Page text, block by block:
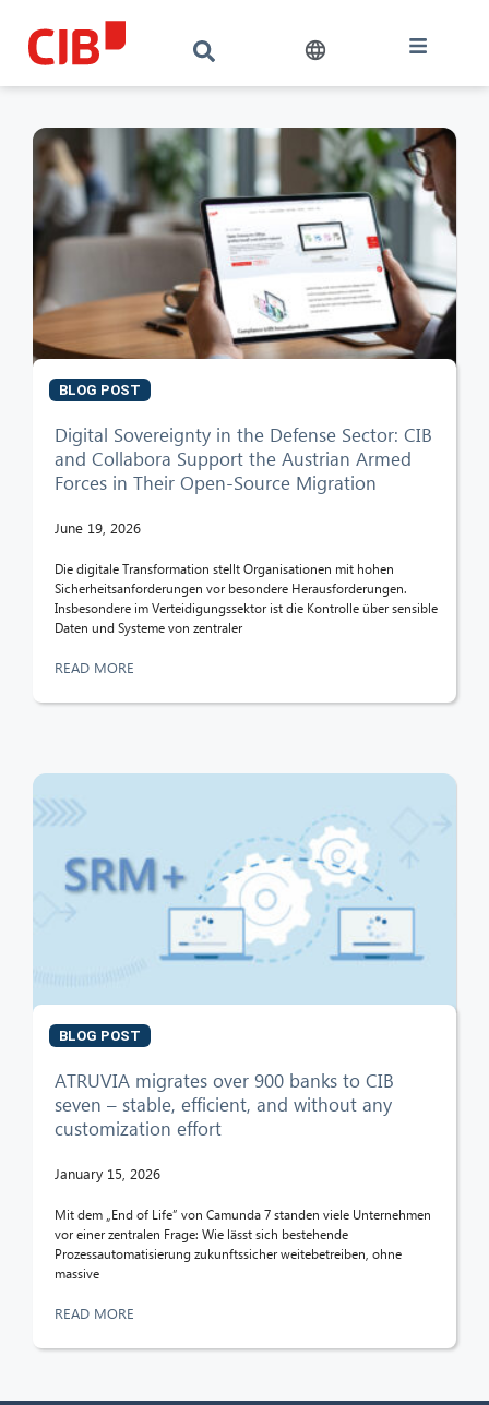
BLOG POST
Digital Sovereignty in the Defense Sector: CIB
and Collabora Support the Austrian Armed
Forces in Their Open-Source Migration
June 19, 2026
Die digitale Transformation stellt Organisationen mit hohen
Sicherheitsanforderungen vor besondere Herausforderungen.
Insbesondere im Verteidigungssektor ist die Kontrolle über sensible
Daten und Systeme von zentraler
READ MORE
BLOG POST
ATRUVIA migrates over 900 banks to CIB
seven – stable, efficient, and without any
customization effort
January 15, 2026
Mit dem „End of Life” von Camunda 7 standen viele Unternehmen
vor einer zentralen Frage: Wie lässt sich bestehende
Prozessautomatisierung zukunftssicher weitebetreiben, ohne
massive
READ MORE
Hello! What can I do for you?